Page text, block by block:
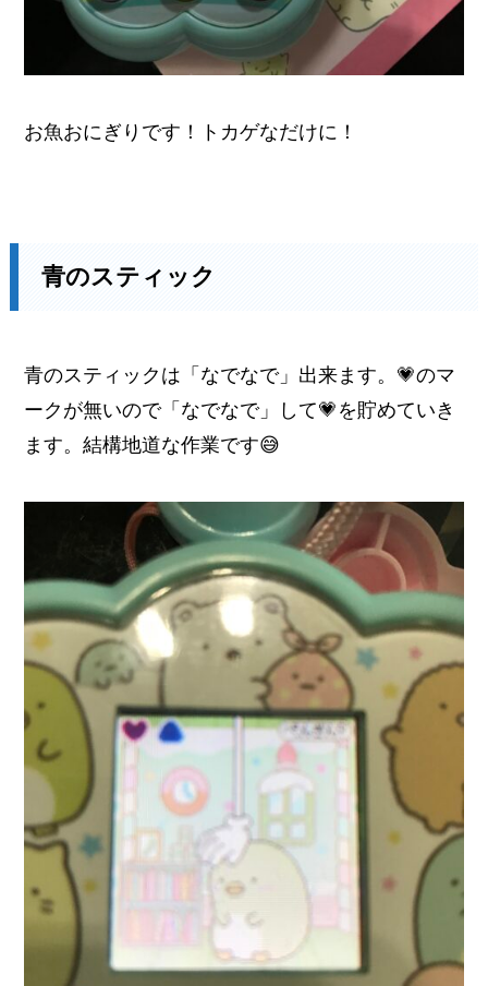
お魚おにぎりです！トカゲなだけに！
青のスティック
青のスティックは「なでなで」出来ます。💗のマ
ークが無いので「なでなで」して💗を貯めていき
ます。結構地道な作業です😅